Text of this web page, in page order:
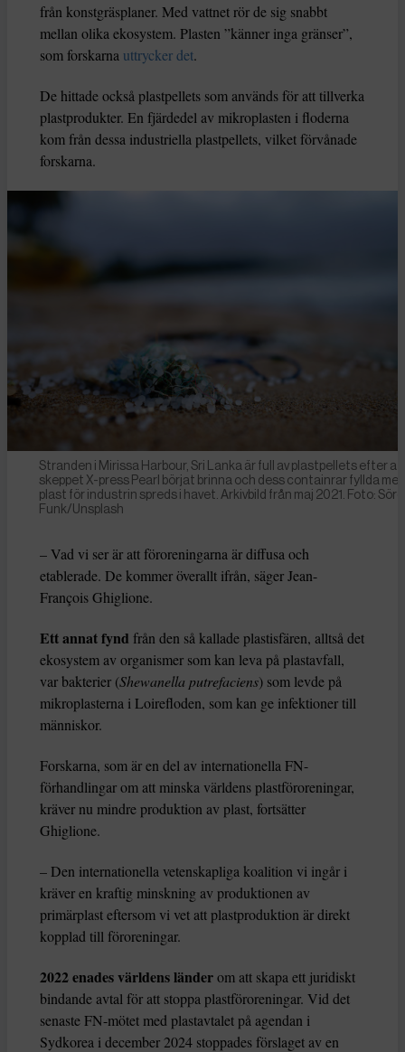
från konstgräsplaner. Med vattnet rör de sig snabbt
mellan olika ekosystem. Plasten ”känner inga gränser”,
som forskarna uttrycker det.
De hittade också plastpellets som används för att tillverka
plastprodukter. En fjärdedel av mikroplasten i floderna
kom från dessa industriella plastpellets, vilket förvånade
forskarna.
Stranden i Mirissa Harbour, Sri Lanka är full av plastpellets efter
skeppet X-press Pearl börjat brinna och dess containrar fyllda med
plast för industrin spreds i havet. Arkivbild från maj 2021. Foto:
Funk/Unsplash
– Vad vi ser är att föroreningarna är diffusa och
etablerade. De kommer överallt ifrån, säger Jean-
François Ghiglione.
Ett annat fynd från den så kallade plastisfären, alltså det
ekosystem av organismer som kan leva på plastavfall,
var bakterier (Shewanella putrefaciens) som levde på
mikroplasterna i Loirefloden, som kan ge infektioner till
människor.
Forskarna, som är en del av internationella FN-
förhandlingar om att minska världens plastföroreningar,
kräver nu mindre produktion av plast, fortsätter
Ghiglione.
– Den internationella vetenskapliga koalition vi ingår i
kräver en kraftig minskning av produktionen av
primärplast eftersom vi vet att plastproduktion är direkt
kopplad till föroreningar.
2022 enades världens länderom att skapa ett juridiskt
bindande avtal för att stoppa plastföroreningar. Vid det
senaste FN-mötet med plastavtalet på agendan i
Sydkorea i december 2024 stoppades förslaget av en